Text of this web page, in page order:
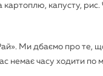
капусту, рис.
Ми дбаємо про те,
немає часу ходити